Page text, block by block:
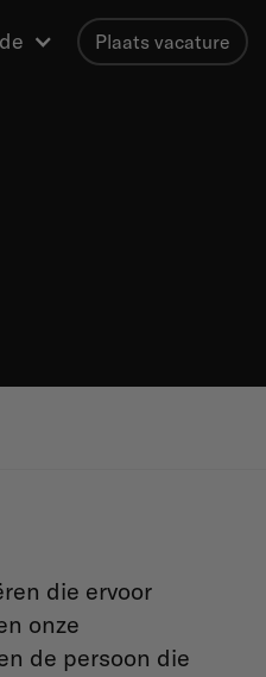
Plaats vacature
die ervoor
onze
de persoon die